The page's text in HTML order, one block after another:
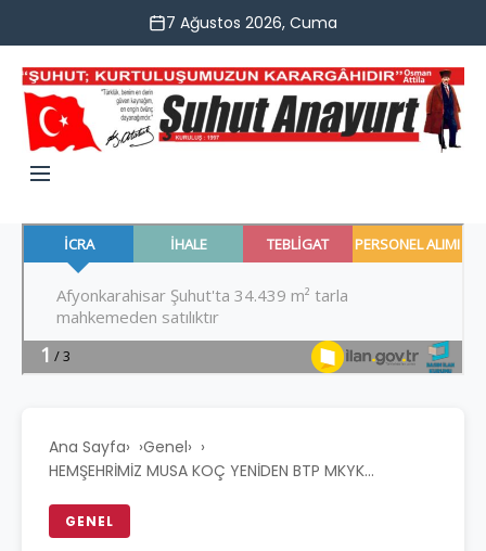
7 Ağustos 2026, Cuma
Ana Sayfa› Genel›
HEMŞEHRİMİZ MUSA KOÇ YENİDEN BTP MKYK...
GENEL